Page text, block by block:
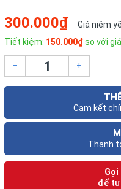
300.000₫ Giá niêm
Tiết kiệm: 150.000₫so với
– +
Cam kết
Thanh
Gọi
để tư